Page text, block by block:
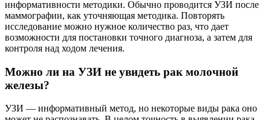
информативности методики. Обычно проводится УЗИ после
маммографии, как уточняющая методика. Повторять
исследование можно нужное количество раз, что дает
возможности для постановки точного диагноза, а затем для
контроля над ходом лечения.
Можно ли на УЗИ не увидеть рак молочной
железы?
УЗИ — информативный метод, но некоторые виды рака оно